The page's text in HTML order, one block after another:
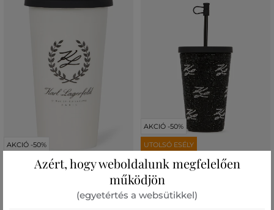
AKCIÓ -50%
CSÉSZE KARL LAGERFELD HOTEL
AKCIÓ -50%
UTOLSÓ ESÉLY
BÖGRE ÉS POHÁR KARL
LAGERFELD K/AUTOGRAPH TO
GO CUP
Azért, hogy weboldalunk megfelelően
működjön
(egyetértés a websütikkel)